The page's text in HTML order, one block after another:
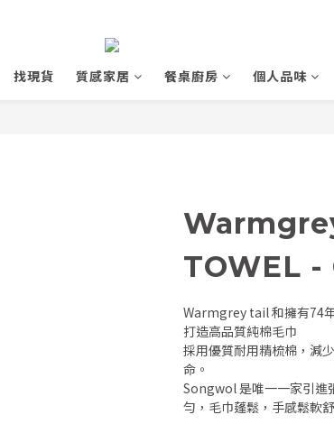
找現貨 質感家居 餐桌廚房 個人品味
TOWEL -
Warmgrey tail 和擁有74
打造高品質純棉毛巾
採用優質耐用精梳棉，減
命。
Songwol 是唯一一家引進
勻，毛巾蓬鬆，手感鬆軟